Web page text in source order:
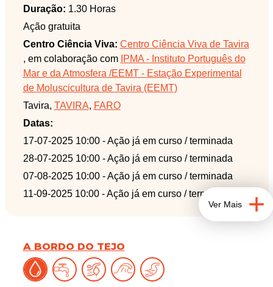
constituição? Nesta atividade os participantes
poderão observar e analisar diferentes amostras de
areia, verificar qual a constituição das diferentes
areias que constituem os nossos areais, e não só.
Esta atividade é dinamizada em parceria com o
IPMA - Instituto Português do Mar e da Atmosfera e
a EEMT - Estação Experimental de Moluscicultura
de Tavira.
Duração: 1.30 Horas
Ação gratuita
Centro Ciência Viva: Centro Ciência Viva de Tavira
, em colaboração com IPMA - Instituto Português do
Mar e da Atmosfera /EEMT - Estação Experimental
de Moluscicultura de Tavira (EEMT)
Tavira, TAVIRA, FARO
Datas:
17-07-2025 10:00 - Ação já em curso / terminada
28-07-2025 10:00 - Ação já em curso / terminada
07-08-2025 10:00 - Ação já em curso / terminada
11-09-2025 10:00 - Ação já em curso / terminada
Ver Mais
A BORDO DO TEJO